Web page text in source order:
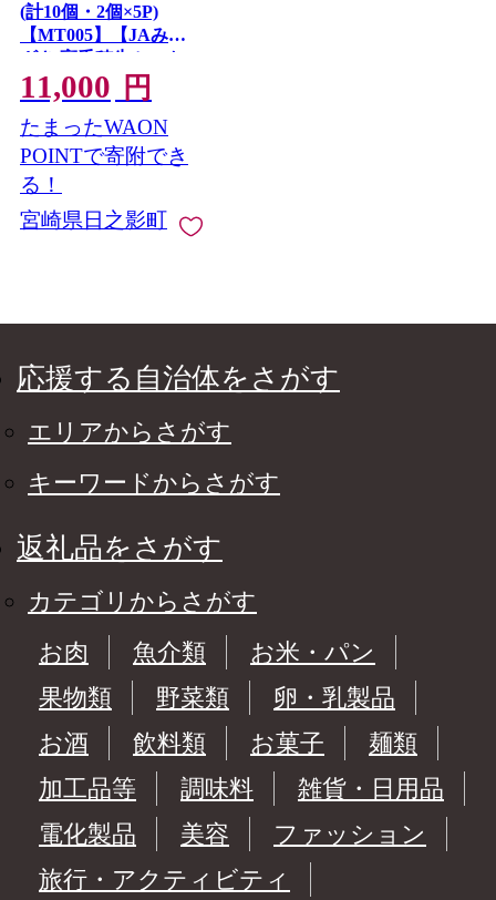
(計10個・2個×5P)
【MT005】【JAみや
ざき 高千穂牛ミート
センター】
11,000 円
たまったWAON
POINTで寄附でき
る！
宮崎県日之影町
応援する自治体をさがす
エリアからさがす
キーワードからさがす
返礼品をさがす
カテゴリからさがす
お肉
魚介類
お米・パン
果物類
野菜類
卵・乳製品
お酒
飲料類 お菓子
麺類
加工品等
調味料
雑貨・日用品
電化製品
美容
ファッション
旅行・アクティビティ